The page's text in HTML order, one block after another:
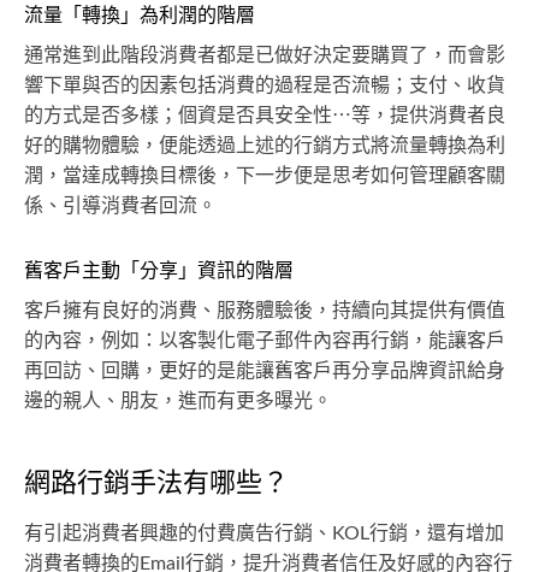
流量「轉換」為利潤的階層
通常進到此階段消費者都是已做好決定要購買了，而會影
響下單與否的因素包括消費的過程是否流暢；支付、收貨
的方式是否多樣；個資是否具安全性⋯等，提供消費者良
好的購物體驗，便能透過上述的行銷方式將流量轉換為利
潤，當達成轉換目標後，下一步便是思考如何管理顧客關
係、引導消費者回流。
舊客戶主動「分享」資訊的階層
客戶擁有良好的消費、服務體驗後，持續向其提供有價值
的內容，例如：以客製化電子郵件內容再行銷，能讓客戶
再回訪、回購，更好的是能讓舊客戶再分享品牌資訊給身
邊的親人、朋友，進而有更多曝光。
網路行銷手法有哪些？
有引起消費者興趣的付費廣告行銷、KOL行銷，還有增加
消費者轉換的Email行銷，提升消費者信任及好感的內容行